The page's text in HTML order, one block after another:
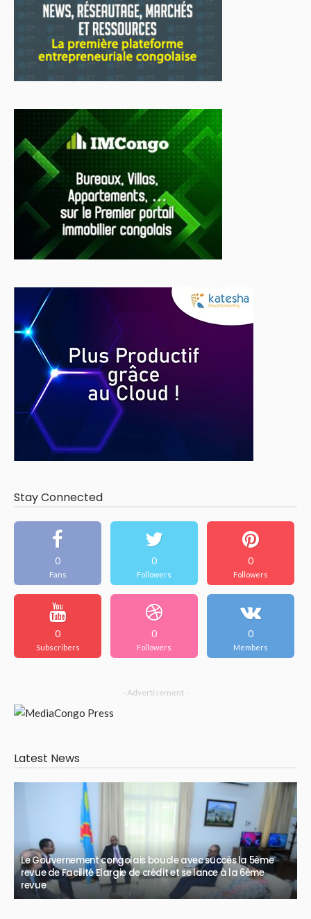
Stay Connected
0
Fans
0
Followers
0
Followers
0
Subscribers
0
Followers
0
Members
- Advertisement -
Latest News
Le Gouvernement congolais boucle avec succès la 5ème
revue de Facilité Elargie de crédit et se lance à la 6ème
revue